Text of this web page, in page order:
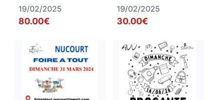
19/02/2025
80.00€
19/02/2025
30.00€